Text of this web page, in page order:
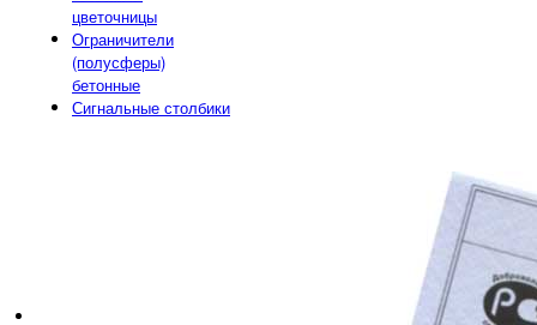
цветочницы
Ограничители
(полусферы)
бетонные
Сигнальные столбики